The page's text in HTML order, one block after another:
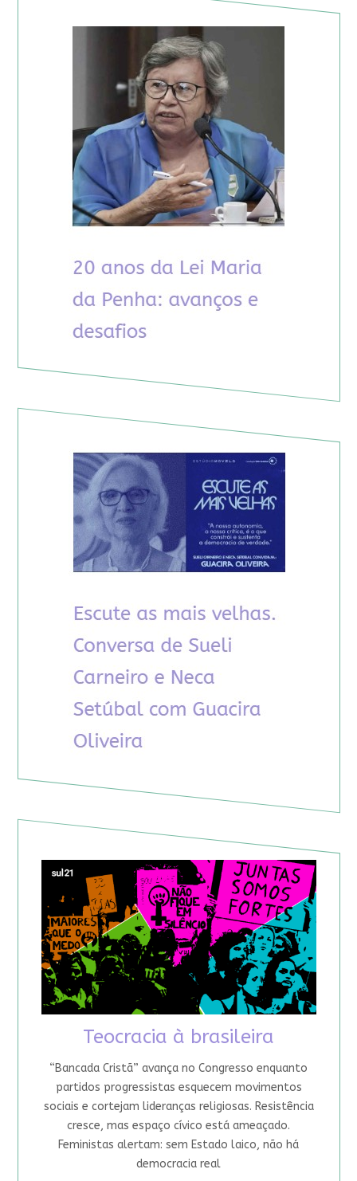
Teocracia à brasileira
“Bancada Cristã” avança no Congresso enquanto
partidos progressistas esquecem movimentos
sociais e cortejam lideranças religiosas. Resistência
cresce, mas espaço cívico está ameaçado.
Feministas alertam: sem Estado laico, não há
democracia real